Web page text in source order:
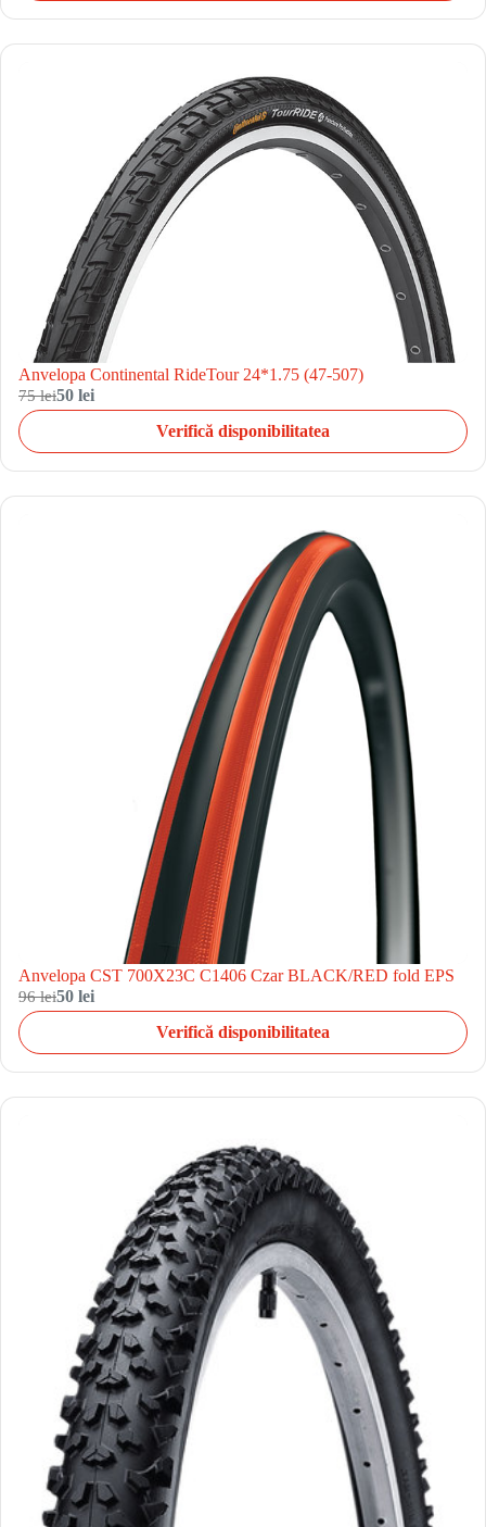
Anvelopa Continental RideTour 24*1.75 (47-507)
75 lei50 lei
Verifică disponibilitatea
Anvelopa CST 700X23C C1406 Czar BLACK/RED fold EPS
96 lei50 lei
Verifică disponibilitatea